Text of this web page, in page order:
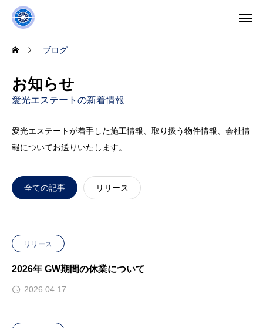
ブログ
お知らせ
愛光エステートの新着情報
愛光エステートが着手した施工情報、取り扱う物件情報、会社情
報についてお送りいたします。
全ての記事 リリース
リリース
2026年 GW期間の休業について
2026.04.17